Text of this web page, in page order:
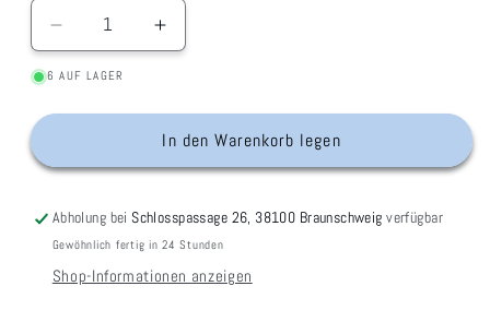
Verringere
die
Menge
Erhöhe
die
Fruchtiges
Salatöl
6 AUF LAGER
In den Warenkorb legen
Abholung beiSchlosspassage 26, 38100 Braunschweig verfügbar
Gewöhnlich fertig in 24 Stunden
Shop-Informationen anzeigen